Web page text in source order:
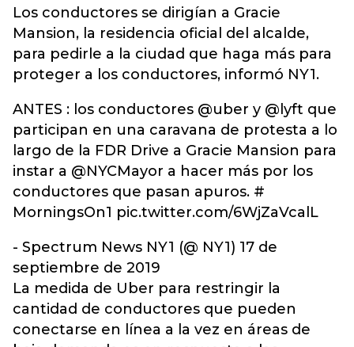
Los conductores se dirigían a Gracie
Mansion, la residencia oficial del alcalde,
para pedirle a la ciudad que haga más para
proteger a los conductores, informó NY1.
ANTES : los conductores @uber y @lyft que
participan en una caravana de protesta a lo
largo de la FDR Drive a Gracie Mansion para
instar a @NYCMayor a hacer más por los
conductores que pasan apuros. #
MorningsOn1 pic.twitter.com/6WjZaVcalL
- Spectrum News NY1 (@ NY1) 17 de
septiembre de 2019
La medida de Uber para restringir la
cantidad de conductores que pueden
conectarse en línea a la vez en áreas de